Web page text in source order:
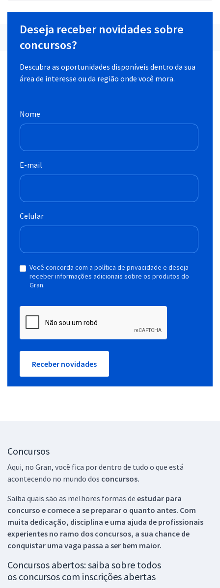
Deseja receber novidades sobre
concursos?
Descubra as oportunidades disponíveis dentro da sua
área de interesse ou da região onde você mora.
Nome
E-mail
Celular
Você concorda com a política de privacidade e deseja
receber informações adicionais sobre os produtos do
Gran.
Receber novidades
Concursos
Aqui, no Gran, você fica por dentro de tudo o que está
acontecendo no mundo dos concursos.
Saiba quais são as melhores formas de estudar para
concurso e comece a se preparar o quanto antes. Com
muita dedicação, disciplina e uma ajuda de profissionais
experientes no ramo dos concursos, a sua chance de
conquistar uma vaga passa a ser bem maior.
Concursos abertos: saiba sobre todos
os concursos com inscrições abertas